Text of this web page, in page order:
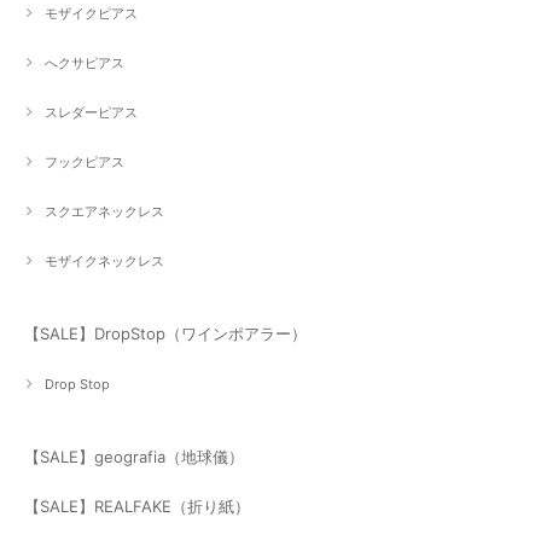
モザイクピアス
へクサピアス
スレダーピアス
フックピアス
スクエアネックレス
モザイクネックレス
【SALE】DropStop（ワインポアラー）
Drop Stop
【SALE】geografia（地球儀）
【SALE】REALFAKE（折り紙）